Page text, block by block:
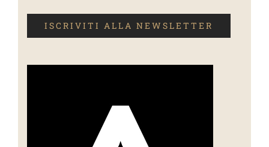
ISCRIVITI ALLA NEWSLETTER